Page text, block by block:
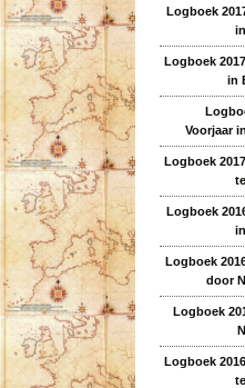
Logboek
Logboek
in
Voorjaar
Logboek
Logboek
Logboek
door
Logboek
Logboek